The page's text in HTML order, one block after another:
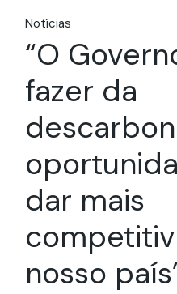
Notícias
“O
fazer da
dar mais
nosso